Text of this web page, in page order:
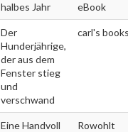
halbes Jahr
eBook
Der
Hunderjährige,
der aus dem
Fenster stieg
und
verschwand
carl's
Eine Handvoll
Rowohlt